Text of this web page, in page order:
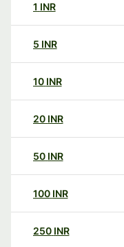
1 INR
5 INR
10 INR
20 INR
50 INR
100 INR
250 INR